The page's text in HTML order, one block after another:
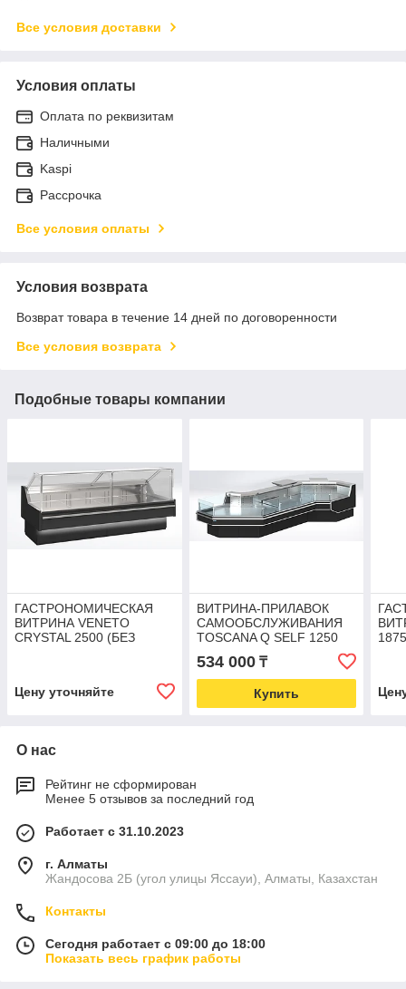
Все условия доставки
Условия оплаты
Оплата по реквизитам
Наличными
Kaspi
Рассрочка
Все условия оплаты
Условия возврата
Возврат товара в течение 14 дней по договоренности
Все условия возврата
Подобные товары компании
ГАСТРОНОМИЧЕСКАЯ
ВИТРИНА VENETO
CRYSTAL 2500 (БЕЗ
Цену уточняйте
ВИТРИНА-ПРИЛАВОК
САМООБСЛУЖИВАНИЯ
TOSCANA Q SELF 1250
(БЕЗ БОКОВИН)
534 000₸
Купить
О нас
Рейтинг не сформирован
Менее 5 отзывов за последний год
Работает с 31.10.2023
г. Алматы
Жандосова 2Б (угол улицы Яссауи), Алматы, Казахстан
Контакты
Сегодня работает с 09:00 до 18:00
Показать весь график работы